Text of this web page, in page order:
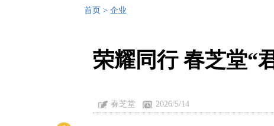
首页 > 企业
荣耀同行 春芝堂“
春芝堂 2026/5/14